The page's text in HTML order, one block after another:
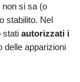
non si sa (o
stabilito. Nel
stati autorizzati i
delle apparizioni